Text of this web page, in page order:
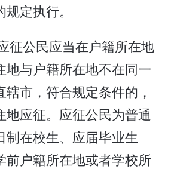
定执行。
征公民应当在户籍所在地
地与户籍所在地不在同一
市，符合规定条件的，
地应征。应征公民为普通
制在校生、应届毕业生
前户籍所在地或者学校所